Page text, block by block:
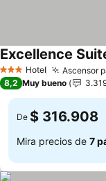
3 Estrellas
Hotel Ascensor
Excellence
8,2 Muy bueno
De $ 316.908
Mira precios de 7